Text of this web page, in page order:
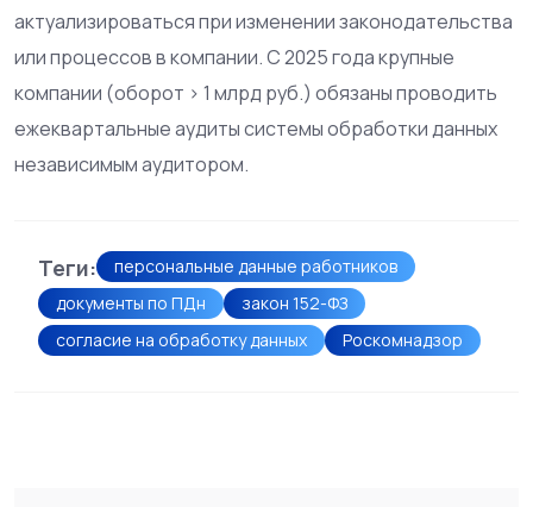
актуализироваться при изменении законодательства
или процессов в компании. С 2025 года крупные
компании (оборот > 1 млрд руб.) обязаны проводить
ежеквартальные аудиты системы обработки данных
независимым аудитором.
Теги:
персональные данные работников
документы по ПДн
закон 152-ФЗ
согласие на обработку данных
Роскомнадзор